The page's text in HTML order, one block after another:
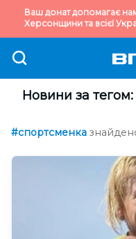
Ваш донат допомагає
Херсонщини та всієї
Новини за
#спортсменка